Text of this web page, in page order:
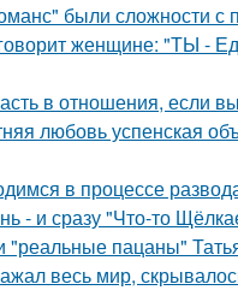
были сложности с
женщине: "ТЫ -
в отношения, если
любовь успенская
в процессе
- и сразу "Что-то
"реальные пацаны"
весь мир,